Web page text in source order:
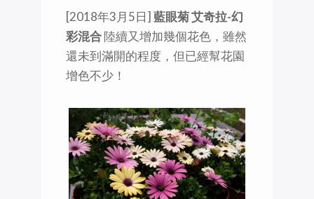
[2018年3月5日] 藍眼菊 艾奇拉-幻
彩混合陸續又增加幾個花色，雖然
還未到滿開的程度，但已經幫花園
增色不少！